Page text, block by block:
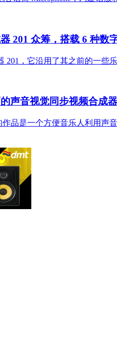
201 众筹，搭载 6 种数
，它沿用了其之前的一些
声音视觉同步视频合成
品是一个方便音乐人利用